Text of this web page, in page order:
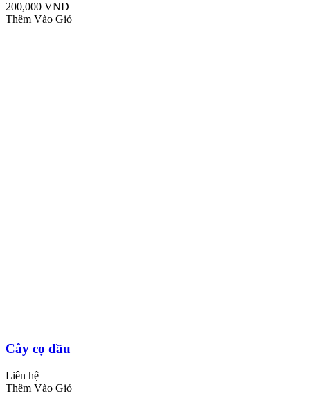
200,000 VND
Thêm Vào Giỏ
Cây cọ dầu
Liên hệ
Thêm Vào Giỏ